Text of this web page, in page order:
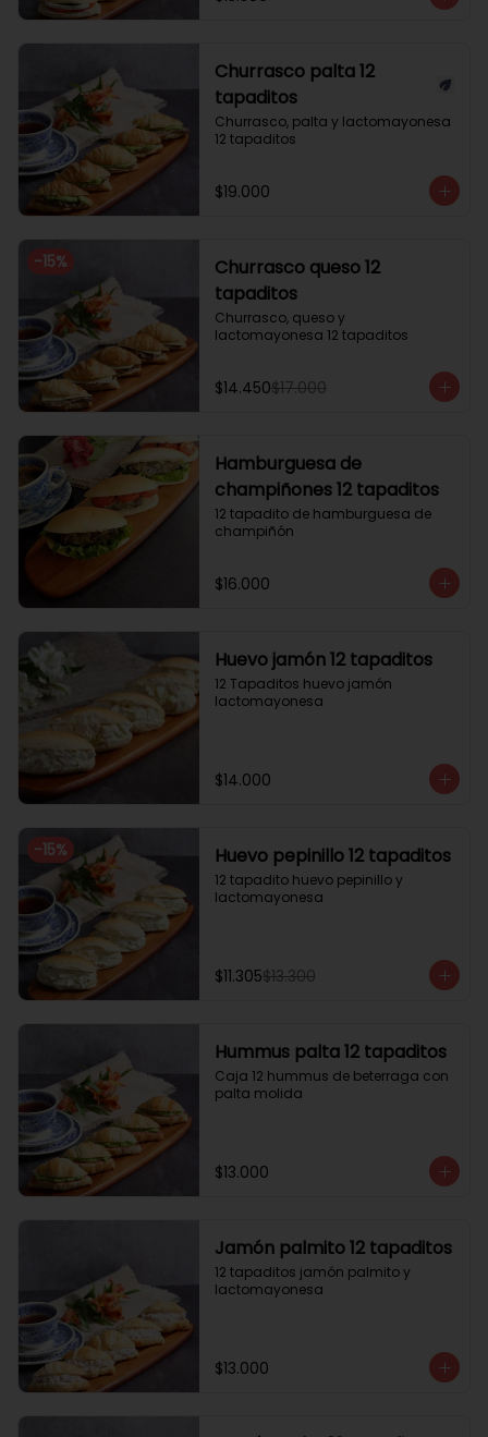
Churrasco palta 12
tapaditos
Churrasco, palta y lactomayonesa
12 tapaditos
$19.000
-15%
Churrasco queso 12
tapaditos
Churrasco, queso y
lactomayonesa 12 tapaditos
$14.450$17.000
Hamburguesa de
champiñones 12 tapaditos
12 tapadito de hamburguesa de
champiñón
$16.000
Huevo jamón 12 tapaditos
12 Tapaditos huevo jamón
lactomayonesa
$14.000
-15% Huevo pepinillo 12 tapaditos
12 tapadito huevo pepinillo y
lactomayonesa
$11.305$13.300
Hummus palta 12 tapaditos
Caja 12 hummus de beterraga con
palta molida
$13.000
Jamón palmito 12 tapaditos
12 tapaditos jamón palmito y
lactomayonesa
$13.000